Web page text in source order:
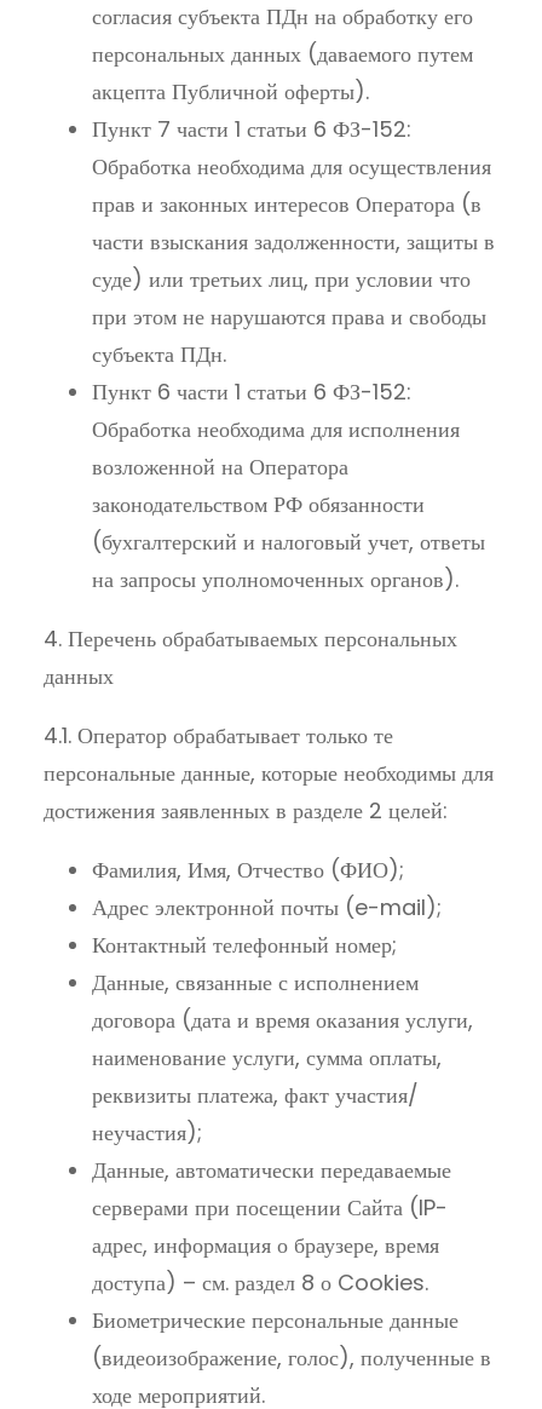
согласия субъекта ПДн на обработку его
персональных данных (даваемого путем
акцепта Публичной оферты).
Пункт 7 части 1 статьи 6 ФЗ-152:
Обработка необходима для осуществления
прав и законных интересов Оператора (в
части взыскания задолженности, защиты в
суде) или третьих лиц, при условии что
при этом не нарушаются права и свободы
субъекта ПДн.
Пункт 6 части 1 статьи 6 ФЗ-152:
Обработка необходима для исполнения
возложенной на Оператора
законодательством РФ обязанности
(бухгалтерский и налоговый учет, ответы
на запросы уполномоченных органов).
4. Перечень обрабатываемых персональных
данных
4.1. Оператор обрабатывает только те
персональные данные, которые необходимы для
достижения заявленных в разделе 2 целей:
Фамилия, Имя, Отчество (ФИО);
Адрес электронной почты (e-mail);
Контактный телефонный номер;
Данные, связанные с исполнением
договора (дата и время оказания услуги,
наименование услуги, сумма оплаты,
реквизиты платежа, факт участия/
неучастия);
Данные, автоматически передаваемые
серверами при посещении Сайта (IP-
адрес, информация о браузере, время
доступа) – см. раздел 8 о Cookies.
Биометрические персональные данные
(видеоизображение, голос), полученные в
ходе мероприятий.